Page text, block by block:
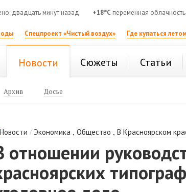
двадцать минут назад +18°C переменная облачность
Спецпроект «Чистый воздух» Где купаться
Новости Сюжеты Статьи
Архив Досье
Новости / Экономика ,Общество ,В Красноярском
отношении